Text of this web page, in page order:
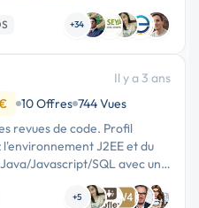
+34
Il y a 3 ans
10 Offres 744 Vues
J2EE et du
Javascript/SQL avec une
en développement
+5